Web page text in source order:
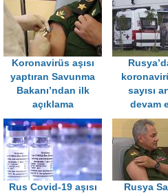
hapis
Koronavirüs aşısı
yaptıran Savunma
Bakanı’ndan ilk
açıklama
sayısı
devam
Rus Covid-19 aşısı
Rusya